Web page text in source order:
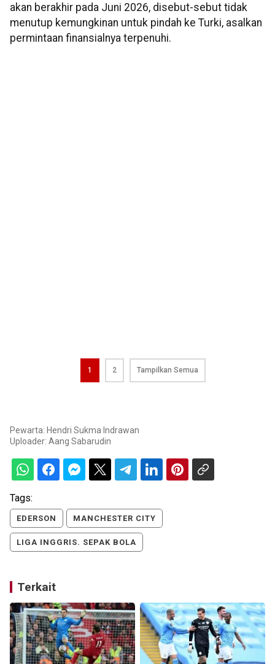
akan berakhir pada Juni 2026, disebut-sebut tidak
menutup kemungkinan untuk pindah ke Turki, asalkan
permintaan finansialnya terpenuhi.
1 2 Tampilkan Semua
Pewarta: Hendri Sukma Indrawan
Uploader: Aang Sabarudin
Tags:
EDERSON MANCHESTER CITY
LIGA INGGRIS. SEPAK BOLA
Terkait